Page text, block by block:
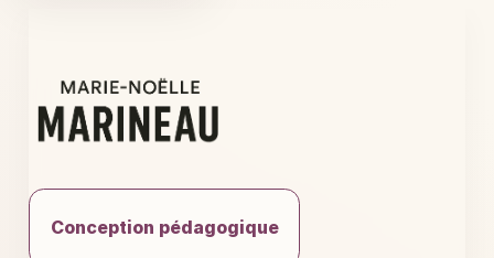
contenu
Conception pédagogique